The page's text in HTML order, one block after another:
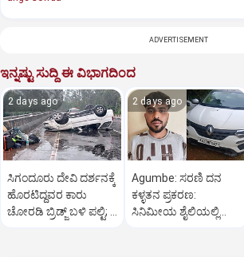
ADVERTISEMENT
ಇನ್ನಷ್ಟು ಸುದ್ದಿ ಈ ವಿಭಾಗದಿಂದ
2 days ago
ಸಿಗಂದೂರು ದೇವಿ ದರ್ಶನಕ್ಕೆ
ಹೊರಟಿದ್ದವರ ಕಾರು
ಚೋರಡಿ ಬ್ರಿಡ್ಜ್ ಬಳಿ ಪಲ್ಟಿ; 6
2 days ago
Agumbe: ಸರಣಿ ದನ
ಕಳ್ಳತನ ಪ್ರಕರಣ:
ಸಿನಿಮೀಯ ಶೈಲಿಯಲ್ಲಿ